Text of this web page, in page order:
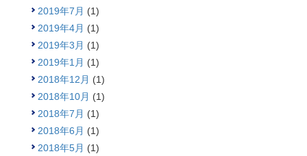
2019年7月 (1)
2019年4月 (1)
2019年3月 (1)
2019年1月 (1)
2018年12月 (1)
2018年10月 (1)
2018年7月 (1)
2018年6月 (1)
2018年5月 (1)